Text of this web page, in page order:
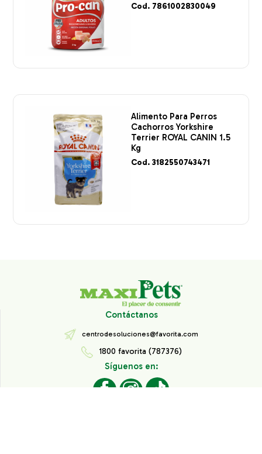
Cod. 7861002830049
Alimento Para Perros
Cachorros Yorkshire
Terrier ROYAL CANIN 1.5
Kg
Cod. 3182550743471
Contáctanos
centrodesoluciones@favorita.com
1800 favorita (787376)
Síguenos en: